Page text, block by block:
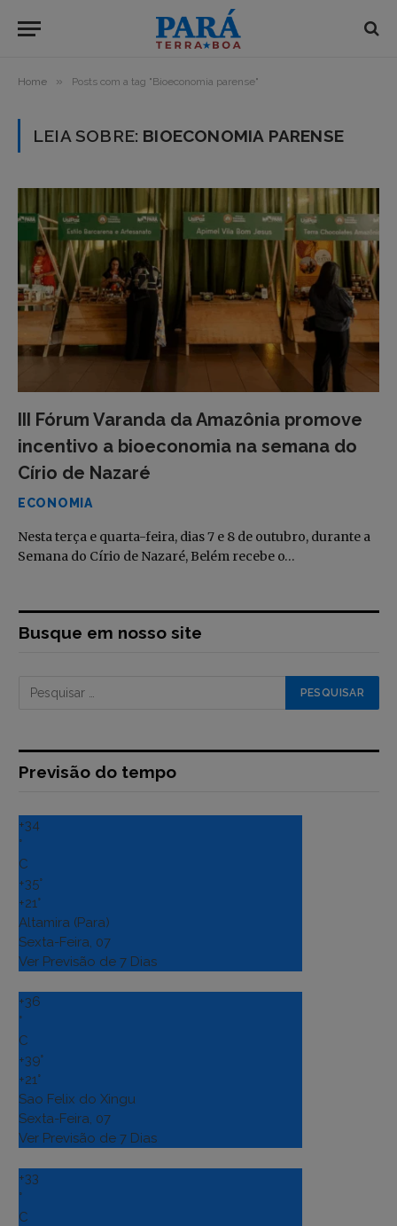
Home » Posts com a tag "Bioeconomia parense"
LEIA SOBRE: BIOECONOMIA PARENSE
III Fórum Varanda da Amazônia promove
incentivo a bioeconomia na semana do
Círio de Nazaré
ECONOMIA
Nesta terça e quarta-feira, dias 7 e 8 de outubro, durante a
Semana do Círio de Nazaré, Belém recebe o…
Busque em nosso site
Previsão do tempo
+34
°
C
+35°
+21°
Altamira (Para)
Sexta-Feira, 07
Ver Previsão de 7 Dias
+36
°
C
+39°
+21°
Sao Felix do Xingu
Sexta-Feira, 07
Ver Previsão de 7 Dias
+33
°
C